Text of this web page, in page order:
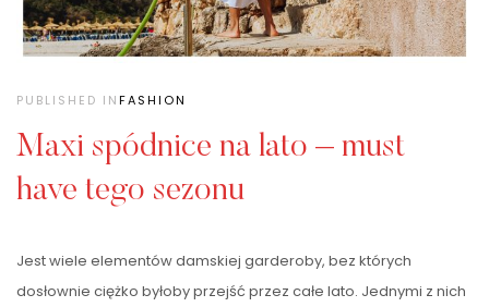
PUBLISHED INFASHION
Maxi spódnice na lato – must
have tego sezonu
Jest wiele elementów damskiej garderoby, bez których
dosłownie ciężko byłoby przejść przez całe lato. Jednymi z nich